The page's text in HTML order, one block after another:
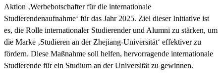
Aktion ‚Werbebotschafter für die internationale
Studierendenaufnahme‘ für das Jahr 2025. Ziel dieser Initiative ist
es, die Rolle internationaler Studierender und Alumni zu stärken, um
die Marke ‚Studieren an der Zhejiang-Universität‘ effektiver zu
fördern. Diese Maßnahme soll helfen, hervorragende internationale
Studierende für ein Studium an der Universität zu gewinnen.